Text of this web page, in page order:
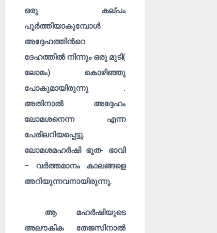
ഒരു കല്പം
പൂർത്തിയാകുമ്പോൾ
അദ്ദേഹത്തിൻറെ
ദേഹത്തിൽ നിന്നും ഒരു മുടി(
ലോമം) കൊഴിഞ്ഞു
പോകുമായിരുന്നു .
അതിനാൽ അദ്ദേഹം
ലോമശനെന്ന എന്ന
പേരിലറിയപ്പെട്ടു.
ലോമശമഹർഷി ഭൂത- ഭാവി
– വർത്തമാനം കാലങ്ങളെ
അറിയുന്നവനായിരുന്നു.
ആ മഹർഷിയുടെ
അലൗകിക തേജസിനാൽ